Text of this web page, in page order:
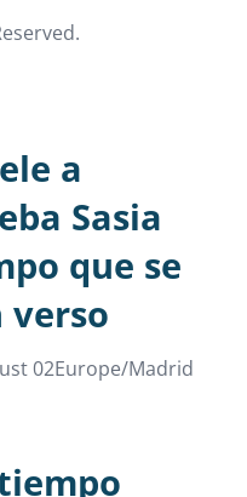
a
Sasia
que se
verso
02Europe/Madrid